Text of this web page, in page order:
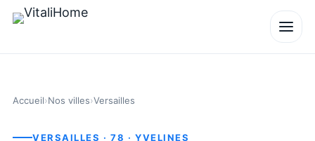
Accueil›Nos villes›Versailles
VERSAILLES · 78 · YVELINES